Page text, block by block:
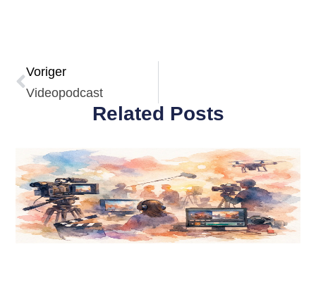
Voriger
Videopodcast
Related Posts